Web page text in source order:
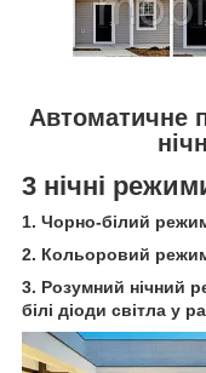
Автоматичне
3 нічні
1. Чорно-білий
2. Кольоровий режим
3. Розумний нічний
білі діоди світла у